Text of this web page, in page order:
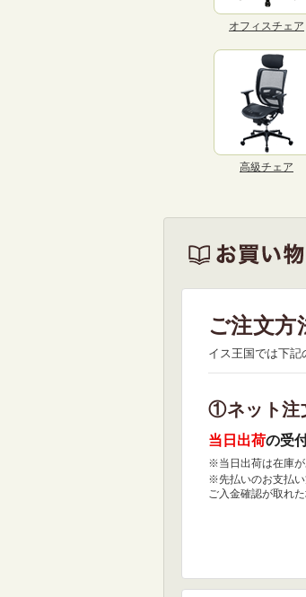
オフィスチェア
高級チェア
ご注文方
イス王国では下記
①ネット注
当日出荷の受
※当日出荷は在庫が
※先払いのお支払
ご入金確認が取れた